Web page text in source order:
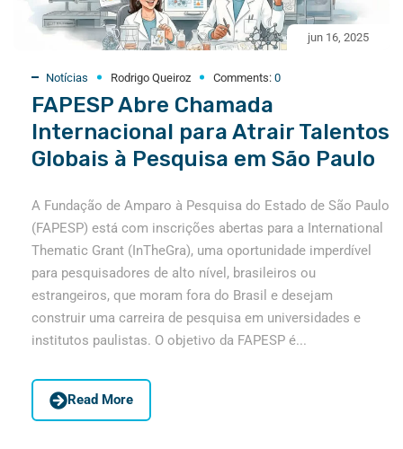
jun 16, 2025
Notícias Rodrigo Queiroz Comments: 0
FAPESP Abre Chamada
Internacional para Atrair Talentos
Globais à Pesquisa em São Paulo
A Fundação de Amparo à Pesquisa do Estado de São Paulo
(FAPESP) está com inscrições abertas para a International
Thematic Grant (InTheGra), uma oportunidade imperdível
para pesquisadores de alto nível, brasileiros ou
estrangeiros, que moram fora do Brasil e desejam
construir uma carreira de pesquisa em universidades e
institutos paulistas. O objetivo da FAPESP é...
Read More